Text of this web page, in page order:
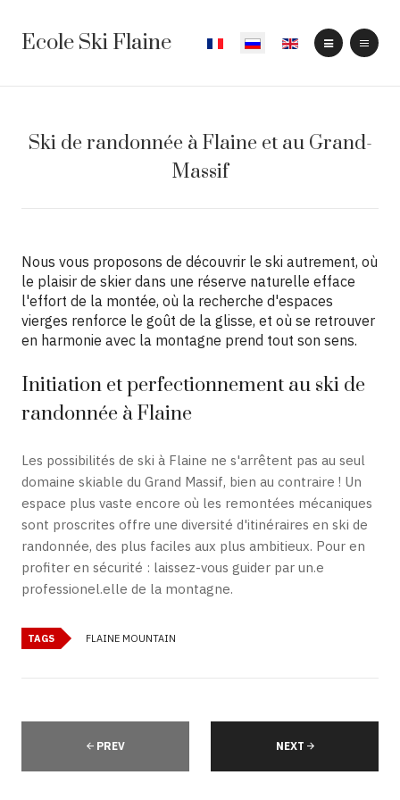
Ecole Ski Flaine Выберите язык
Ski de randonnée à Flaine et au Grand-
Massif
Nous vous proposons de découvrir le ski autrement, où
le plaisir de skier dans une réserve naturelle efface
l'effort de la montée, où la recherche d'espaces
vierges renforce le goût de la glisse, et où se retrouver
en harmonie avec la montagne prend tout son sens.
Initiation et perfectionnement au ski de
randonnée à Flaine
Les possibilités de ski à Flaine ne s'arrêtent pas au seul
domaine skiable du Grand Massif, bien au contraire ! Un
espace plus vaste encore où les remontées mécaniques
sont proscrites offre une diversité d'itinéraires en ski de
randonnée, des plus faciles aux plus ambitieux. Pour en
profiter en sécurité : laissez-vous guider par un.e
professionel.elle de la montagne.
TAGS FLAINE MOUNTAIN
PREV NEXT